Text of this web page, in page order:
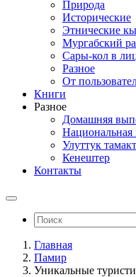
Природа
Исторические
Этнические
Мургабский
Сары-кол в
Разное
От
Книги
Разное
Домашняя
Национальная
Улуттук
Кенештер
Контакты
Главная
Памир
Уникальные